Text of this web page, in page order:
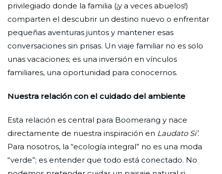
privilegiado donde la familia (¡y a veces abuelos!)
comparten el descubrir un destino nuevo o enfrentar
pequeñas aventuras juntos y mantener esas
conversaciones sin prisas. Un viaje familiar no es solo
unas vacaciones; es una inversión en vínculos
familiares, una oportunidad para conocernos.
Nuestra relación con el cuidado del ambiente
Esta relación es central para Boomerang y nace
directamente de nuestra inspiración en Laudato Si’.
Para nosotros, la “ecología integral” no es una moda
“verde”; es entender que todo está conectado. No